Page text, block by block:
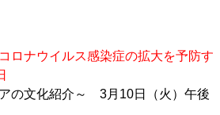
ロナウイルス感染症の拡大を予防す
の文化紹介～ 3月10日（火）午後